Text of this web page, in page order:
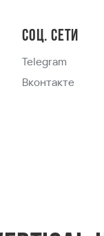
Соц. сети
Telegram
Вконтакте